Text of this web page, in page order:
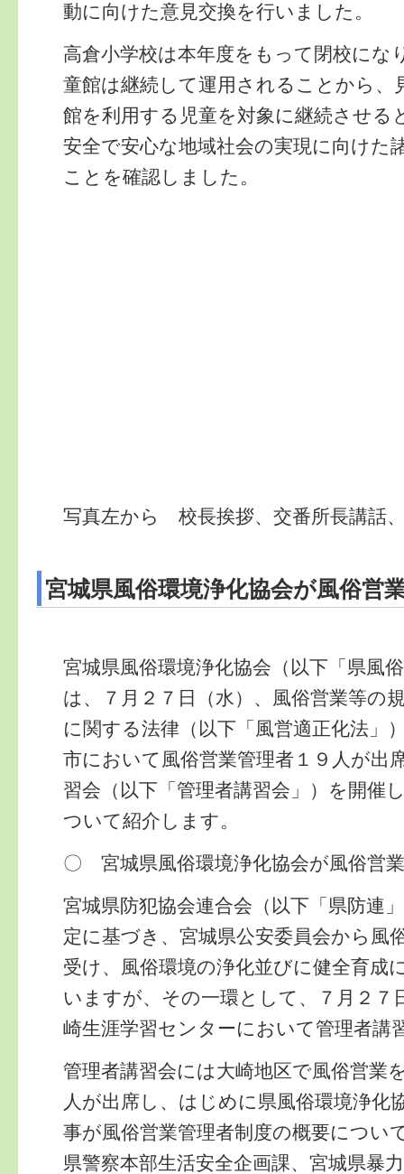
動に向けた意見交換を行いました。
高倉小学校は本年度をもって閉校にな
童館は継続して運用されることから、
館を利用する児童を対象に継続させる
安全で安心な地域社会の実現に向けた
ことを確認しました。
写真左から 校長挨拶、交番所長講話
宮城県風俗環境浄化協会が風俗営
宮城県風俗環境浄化協会（以下「県風
は、７月２７日（水）、風俗営業等の
に関する法律（以下「風営適正化法」
市において風俗営業管理者１９人が出
習会（以下「管理者講習会」）を開催
ついて紹介します。
〇 宮城県風俗環境浄化協会が風俗営
宮城県防犯協会連合会（以下「県防連
定に基づき、宮城県公安委員会から風
受け、風俗環境の浄化並びに健全育成
いますが、その一環として、７月２７
崎生涯学習センターにおいて管理者講
管理者講習会には大崎地区で風俗営業
人が出席し、はじめに県風俗環境浄化
事が風俗営業管理者制度の概要につい
県警察本部生活安全企画課、宮城県暴